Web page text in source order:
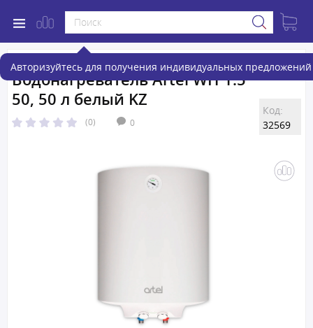
Авторизуйтесь для получения индивидуальных предложений
Водонагреватель Artel WH 1.5
50, 50 л белый KZ
(0) 0
Код:
32569